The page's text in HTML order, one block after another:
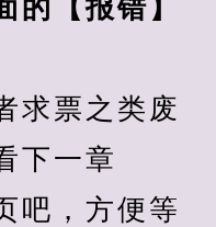
的【报错】
票之类废
下一章
，方便等